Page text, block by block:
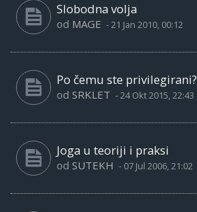
Slobodna volja
od MAGE -21 Jan 2010, 00:12
Po čemu ste privilegirani?
od SRKLET -24 Okt 2015, 22:43
Joga u teoriji i praksi
od SUTEKH - 07 Jul 2006, 21:02